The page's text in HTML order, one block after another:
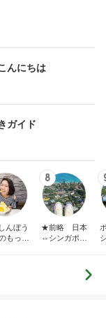
んにちは
ガイド
んぼう
もっと
8
★前略 日本
⇔シンガポー